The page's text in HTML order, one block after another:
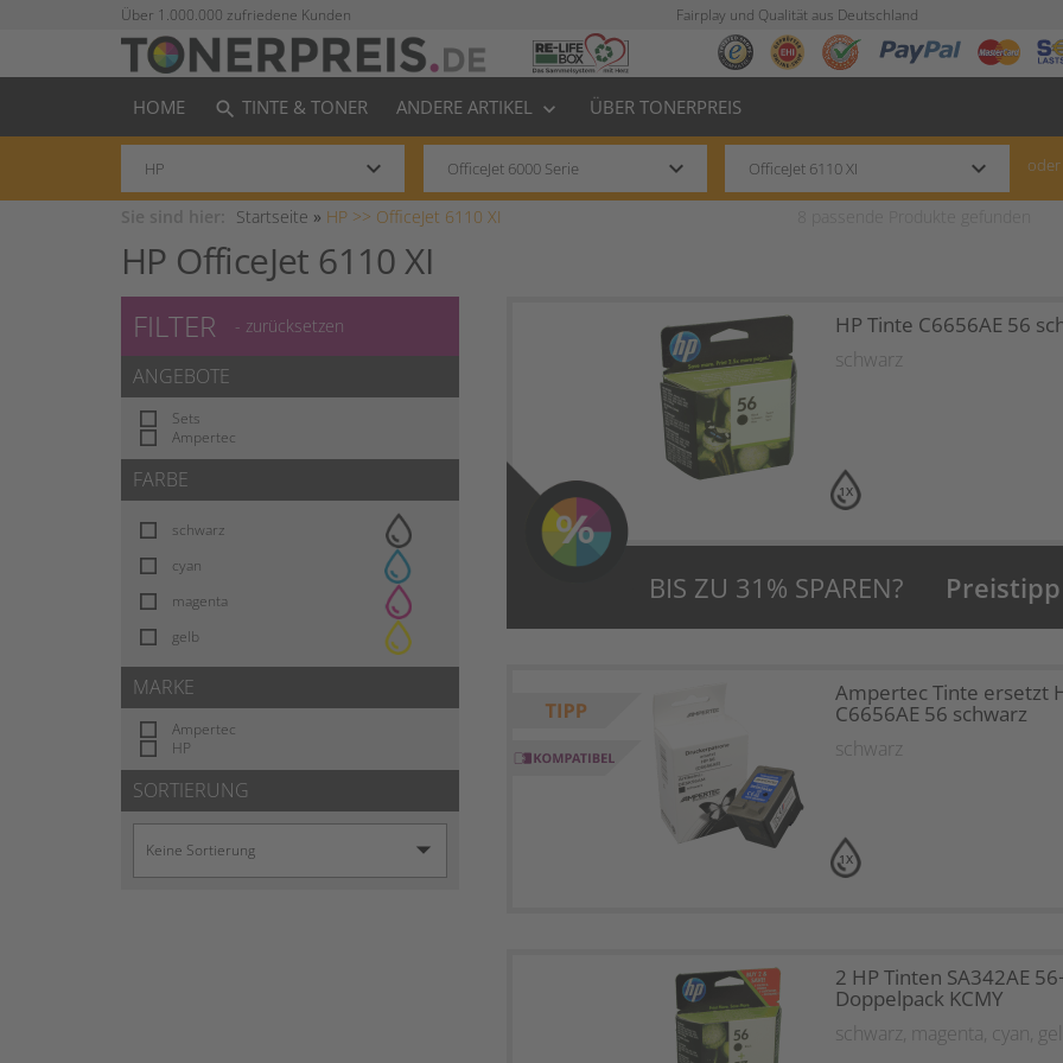
Über 1.000.000 zufriedene Kunden Fairplay und Qualität aus Deutschland
HOME search TINTE & TONER ANDERE ARTIKEL keyboard_arrow_down ÜBER TONERPREIS
keyboard_arrow_down keyboard_arrow_down keyboard_arrow_down oder
Startseite » HP >> OfficeJet 6110 XI
HP OfficeJet 6110 XI
FILTER - zurücksetzen
ANGEBOTE
Sets
Ampertec
FARBE
schwarz
cyan
magenta
gelb
MARKE
Ampertec
HP
SORTIERUNG
1X
HP Tinte C6656AE 56
schwarz
BIS ZU 31% SPAREN?
1X
Ampertec Tinte ersetzt
C6656AE 56 schwarz
schwarz
2 HP Tinten SA342AE
Doppelpack KCMY
schwarz, magenta, cyan,